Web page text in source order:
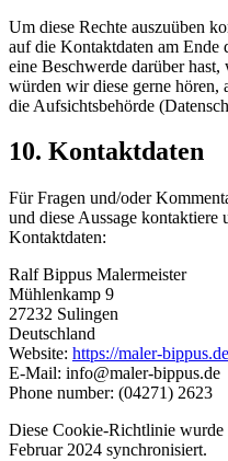
Um diese Rechte auszuüben
auf die Kontaktdaten am Ende
eine Beschwerde darüber
würden wir diese gerne hören,
die Aufsichtsbehörde
10. Kontaktdaten
Für Fragen und/oder
und diese Aussage kontaktiere
Kontaktdaten:
Ralf Bippus Malermeister
Mühlenkamp 9
27232 Sulingen
Deutschland
Website: https://maler-bippus.de
E-Mail: info@maler-bippus.de
Phone number: (04271) 2623
Diese Cookie-Richtlinie wurde
Februar 2024 synchronisiert.